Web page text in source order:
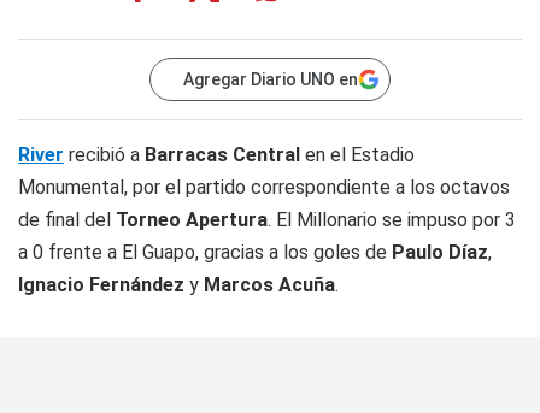
Agregar Diario UNO en
River recibió a Barracas Central en el Estadio
Monumental, por el partido correspondiente a los octavos
de final del Torneo Apertura. El Millonario se impuso por 3
a 0 frente a El Guapo, gracias a los goles de Paulo Díaz,
Ignacio Fernández y Marcos Acuña.